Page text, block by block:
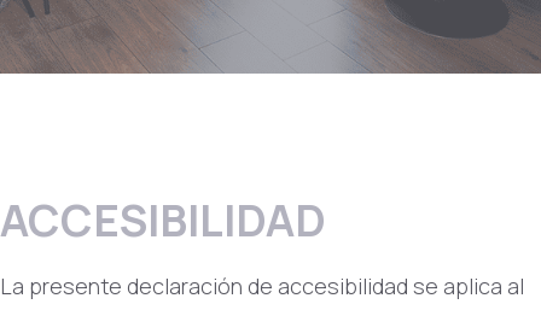
ACCESIBILIDAD
La presente declaración de accesibilidad se aplica al